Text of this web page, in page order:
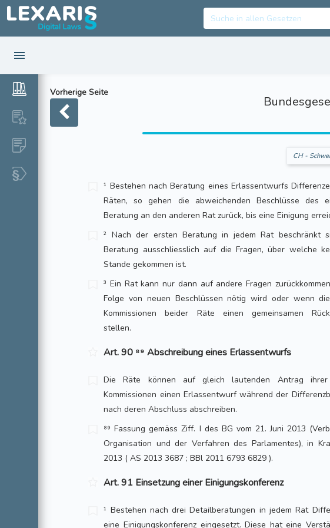
Vorherige Seite
CH -
¹ Bestehen nach Beratung eines Erlassentwurfs
Räten, so gehen die abweichenden Beschlüsse des
Beratung an den anderen Rat zurück, bis eine Einigung
² Nach der ersten Beratung in jedem Rat beschränkt
Beratung ausschliesslich auf die Fragen, über welche
Stande gekommen ist.
³ Ein Rat kann nur dann auf andere Fragen
Folge von neuen Beschlüssen nötig wird oder wenn
Kommissionen beider Räte einen gemeinsamen
stellen.
Art. 90 ⁸⁹ Abschreibung eines Erlassentwurfs
Die Räte können auf gleich lautenden Antrag ihrer
Kommissionen einen Erlassentwurf während der
nach deren Abschluss abschreiben.
⁸⁹ Fassung gemäss Ziff. I des BG vom 21. Juni 2013
Organisation und der Verfahren des Parlamentes), in
2013 ( AS 2013 3687 ; BBl 2011 6793 6829 ).
Art. 91 Einsetzung einer Einigungskonferenz
¹ Bestehen nach drei Detailberatungen in jedem Rat
eine Einigungskonferenz eingesetzt. Diese hat eine